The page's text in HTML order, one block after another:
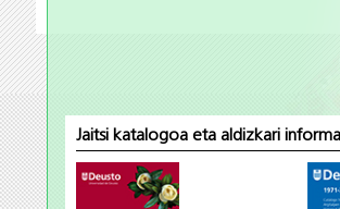
Jaitsi katalogoa eta aldizkari